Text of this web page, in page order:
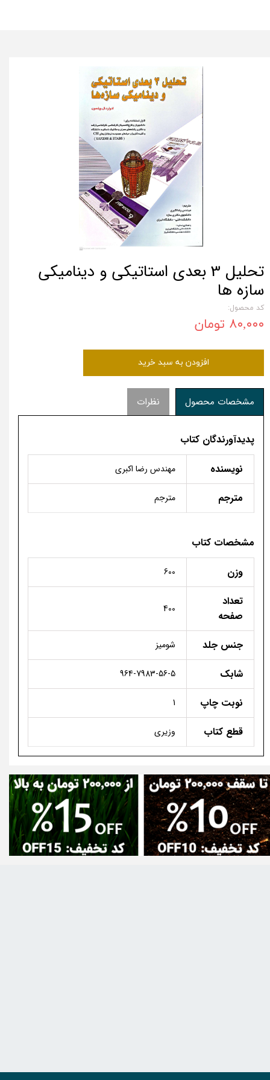
تحلیل 3 بعدی استاتیکی و دینامیکی
سازه ها
کد محصول:
۸۰,۰۰۰ تومان
افزودن به سبد خرید
مشخصات محصول نظرات
پدیدآورندگان کتاب
نویسنده
مهندس رضا اکبری
مترجم مترجم
مشخصات کتاب
وزن
600
تعداد
صفحه
400
جنس جلد شومیز
شابک 964-7983-56-5
نوبت چاپ 1
قطع کتاب وزیری